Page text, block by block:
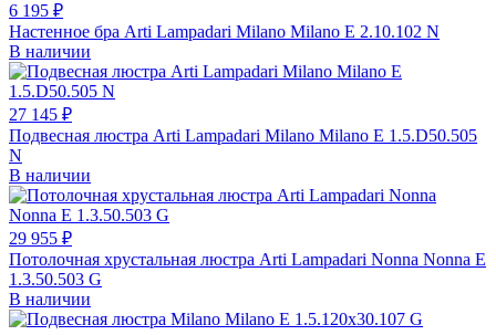
6 195 ₽
Настенное бра Arti Lampadari Milano Milano E 2.10.102 N
В наличии
27 145 ₽
Подвесная люстра Arti Lampadari Milano Milano E 1.5.D50.505
N
В наличии
29 955 ₽
Потолочная хрустальная люстра Arti Lampadari Nonna Nonna E
1.3.50.503 G
В наличии